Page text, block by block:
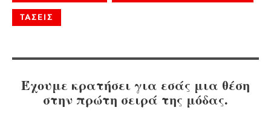
ΤΑΣΕΙΣ
Έχουμε κρατήσει για εσάς μια θέση
στην πρώτη σειρά της μόδας.